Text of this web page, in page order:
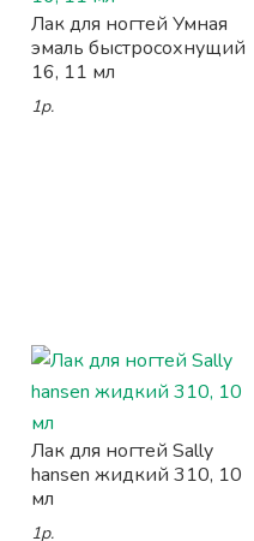
Лак для ногтей Умная
эмаль быстросохнущий
16, 11 мл
1р.
Лак для ногтей Sally
hansen жидкий 310, 10
мл
1р.